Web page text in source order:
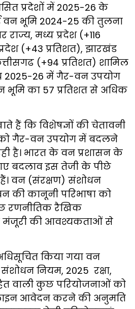
प्रदेशों में 2025-26 के
वन भूमि 2024-25 की तुलना
मध्य प्रदेश (+116
(+43 प्रतिशत), झारखंड
(+94 प्रतिशत) शामिल
2025-26 में गैर-वन उपयोग
का 57 प्रतिशत से अधिक
हैं कि विशेषज्ञों की चेतावनी
गैर-वन उपयोग में बदलने
है। भारत के वन प्रशासन के
बदलाव इस तेजी के पीछे
वन (संरक्षण) संशोधन
की कानूनी परिभाषा को
रणनीतिक रैखिक
मंजूरी की आवश्यकताओं से
किया गया वन
नियम, 2025 रक्षा,
वाली कुछ परियोजनाओं को
आवेदन करने की अनुमति